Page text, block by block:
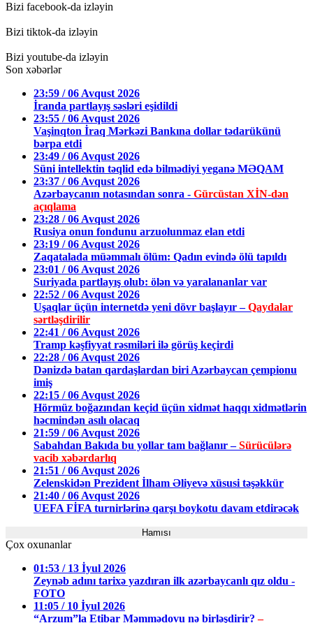
Bizi facebook-da izləyin
Bizi tiktok-da izləyin
Bizi youtube-da izləyin
Son xəbərlər
23:59 / 06 Avqust 2026
İranda partlayış səsləri eşidildi
23:55 / 06 Avqust 2026
Vaşinqton İraq Mərkəzi Bankına dollar tədarükünü
bərpa etdi
23:49 / 06 Avqust 2026
Süni intellektin təqlid edə bilmədiyi yeganə MƏQAM
23:37 / 06 Avqust 2026
Azərbaycanın notasından sonra - Gürcüstan XİN-dən
açıqlama
23:28 / 06 Avqust 2026
Rusiya onun fondunu arzuolunmaz elan etdi
23:19 / 06 Avqust 2026
Zaqatalada müəmmalı ölüm: Qadın evində ölü tapıldı
23:01 / 06 Avqust 2026
Suriyada partlayış olub: ölən və yaralananlar var
22:52 / 06 Avqust 2026
Uşaqlar üçün internetdə yeni dövr başlayır –Qaydalar
sərtləşdirilir
22:41 / 06 Avqust 2026
Tramp kəşfiyyat rəsmiləri ilə görüş keçirdi
22:28 / 06 Avqust 2026
Dənizdə batan qardaşlardan biri Azərbaycan çempionu
imiş
22:15 / 06 Avqust 2026
Hörmüz boğazından keçid üçün xidmət haqqı xidmətlərin
həcmindən asılı olacaq
21:59 / 06 Avqust 2026
Sabahdan Bakıda bu yollar tam bağlanır –Sürücülərə
vacib xəbərdarlıq
21:51 / 06 Avqust 2026
Zelenskidən Prezident İlham Əliyevə xüsusi təşəkkür
21:40 / 06 Avqust 2026
UEFA FİFA turnirlərinə qarşı boykotu davam etdirəcək
Hamısı
Çox oxunanlar
01:53 / 13 İyul 2026
Zeynəb adını tarixə yazdıran ilk azərbaycanlı qız oldu -
FOTO
11:05 / 10 İyul 2026
“Arzum”la Etibar Məmmədovu nə birləşdirir?–